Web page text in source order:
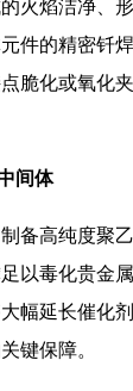
火焰洁净、
件的精密钎
脆化或氧化
间体
备高纯度聚
以毒化贵金
幅延长催化
键保障。